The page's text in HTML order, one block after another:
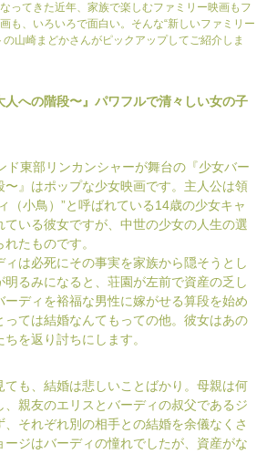
ってきた近年、家族で楽しむファミリー映画もフ
も、いろいろで面白い。そんな“新しいファミリー
山崎まどかさんがピックアップしてご紹介しま
人への階段〜』パワフルで清々しい女の子
ド東部リンカンシャーが舞台の『少女バー
〜』はポップな少女映画です。主人公は領
（小鳥）”と呼ばれている14歳の少女キャ
ている彼女ですが、中世の少女の人生の選
たものです。
ィは必死にその事実を家族から隠そうとし
明るみになると、荘園が左前で資産の乏し
ーディを裕福な男性に嫁がせる算段を始め
っては結婚なんてもっての他。彼女はあの
を返り討ちにします。
ても、結婚は悲しいことばかり。母親は何
、親友のエリスとバーディの叔父であるジ
、それぞれ別の相手との結婚を余儀なくさ
ージはバーディの憧れでしたが、資産がな